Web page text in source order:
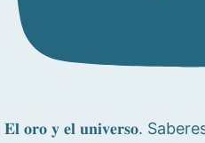
𝐄𝐥 𝐨𝐫𝐨 𝐲 𝐞𝐥 𝐮𝐧𝐢𝐯𝐞𝐫𝐬𝐨.